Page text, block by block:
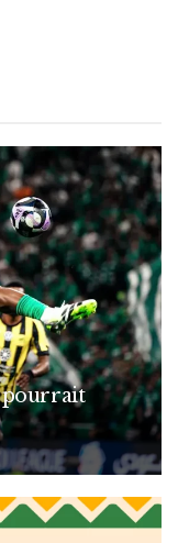
pourrait